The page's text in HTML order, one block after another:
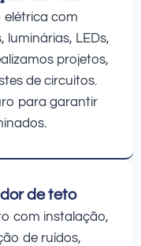
elétrica com
LEDs,
projetos,
de circuitos.
para garantir
de teto
com instalação,
de ruídos,